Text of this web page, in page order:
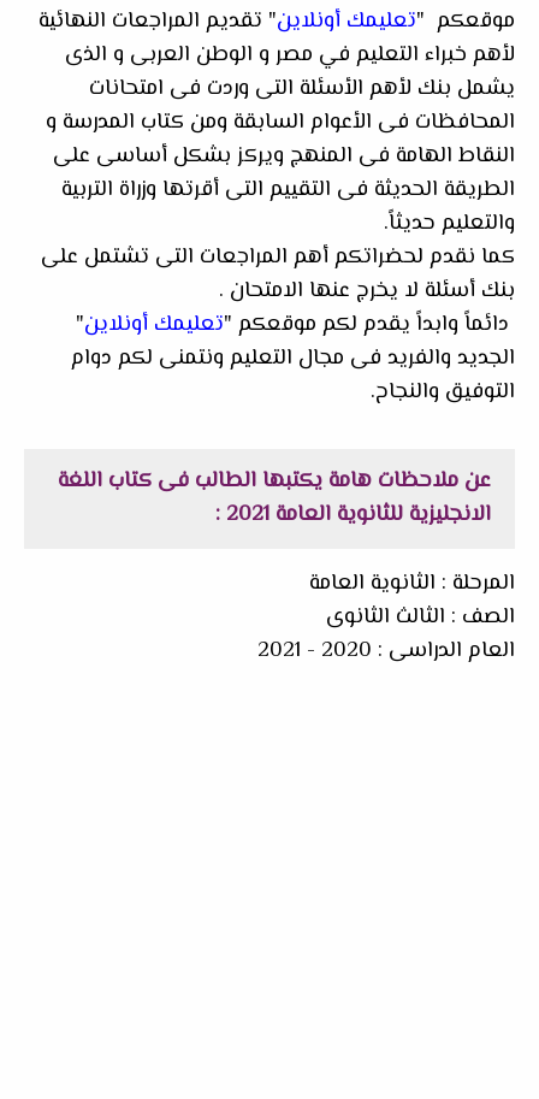
موقعكم "تعليمك أونلاين" تقديم المراجعات النهائية
لأهم خبراء التعليم في مصر و الوطن العربى و الذى
يشمل بنك لأهم الأسئلة التى وردت فى امتحانات
المحافظات فى الأعوام السابقة ومن كتاب المدرسة و
النقاط الهامة فى المنهج ويركز بشكل أساسى على
الطريقة الحديثة فى التقييم التى أقرتها وزراة التربية
والتعليم حديثاً.
كما نقدم لحضراتكم أهم المراجعات التى تشتمل على
بنك أسئلة لا يخرج عنها الامتحان .
دائماً وابداً يقدم لكم موقعكم "تعليمك أونلاين"
الجديد والفريد فى مجال التعليم ونتمنى لكم دوام
التوفيق والنجاح.
عن ملاحظات هامة يكتبها الطالب فى كتاب اللغة
الانجليزية للثانوية العامة 2021
:
المرحلة : الثانوية العامة
الصف : الثالث الثانوى
العام الدراسى : 2020 - 2021